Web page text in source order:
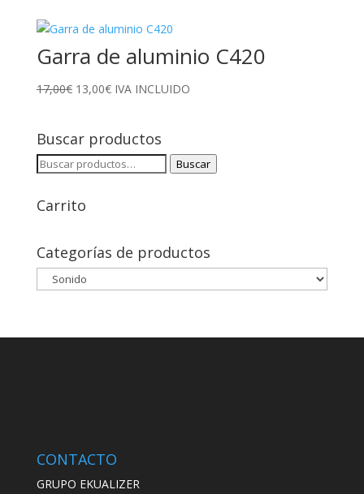
Garra de aluminio C420
17,00€ El
era:
17,00€.
13,00€El
es:
13,00€.
IVA INCLUIDO
Buscar productos
Buscar
Buscar
Carrito
Categorías de productos
CONTACTO
GRUPO EKUALIZER